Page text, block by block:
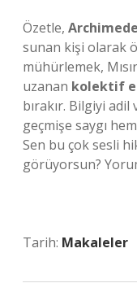
Özetle,
sunan kişi olarak
mühürlemek,
uzanan kolektif
bırakır. Bilgiyi adil
geçmişe saygı
Sen bu çok sesli
görüyorsun?
Tarih: Makaleler